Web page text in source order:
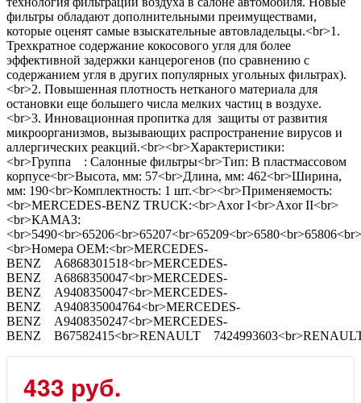
фильтры обладают дополнительными преимуществами,
которые оценят самые взыскательные автовладельцы.<br>1.
Трехкратное содержание кокосового угля для более
эффективной задержки канцерогенов (по сравнению с
содержанием угля в других популярных угольных фильтрах).
<br>2. Повышенная плотность нетканого материала для
остановки еще большего числа мелких частиц в воздухе.
<br>3. Инновационная пропитка для защиты от развития
микроорганизмов, вызывающих распространение вирусов и
аллергических реакций.<br><br>Характеристики:
<br>Группа : Салонные фильтры<br>Тип: В пластмассовом
корпусе<br>Высота, мм: 57<br>Длина, мм: 462<br>Ширина,
мм: 190<br>Комплектность: 1 шт.<br><br>Применяемость:
<br>MERCEDES-BENZ TRUCK:<br>Axor I<br>Axor II<br>
<br>КАМАЗ:
<br>5490<br>65206<br>65207<br>65209<br>6580<br>65806<br>
<br>Номера ОЕМ:<br>MERCEDES-
BENZ A6868301518<br>MERCEDES-
BENZ A6868350047<br>MERCEDES-
BENZ A9408350047<br>MERCEDES-
BENZ A940835004764<br>MERCEDES-
BENZ A9408350247<br>MERCEDES-
BENZ B67582415<br>RENAULT
433 руб.